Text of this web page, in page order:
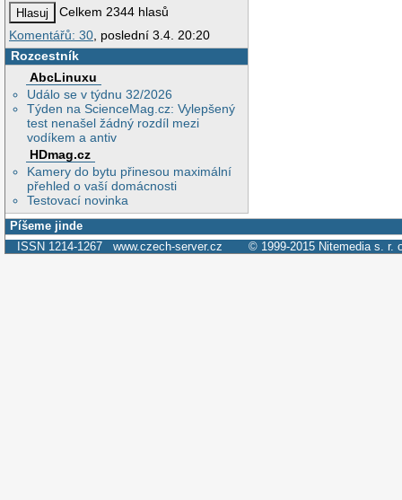
Celkem 2344 hlasů
Komentářů: 30 , poslední 3.4. 20:20
Rozcestník
AbcLinuxu
Událo se v týdnu 32/2026
Týden na ScienceMag.cz: Vylepšený
test nenašel žádný rozdíl mezi
vodíkem a antiv
HDmag.cz
Kamery do bytu přinesou maximální
přehled o vaší domácnosti
Testovací novinka
Píšeme jinde
ISSN 1214-1267 www.czech-server.cz © 1999-2015 Nitemedia s. r.